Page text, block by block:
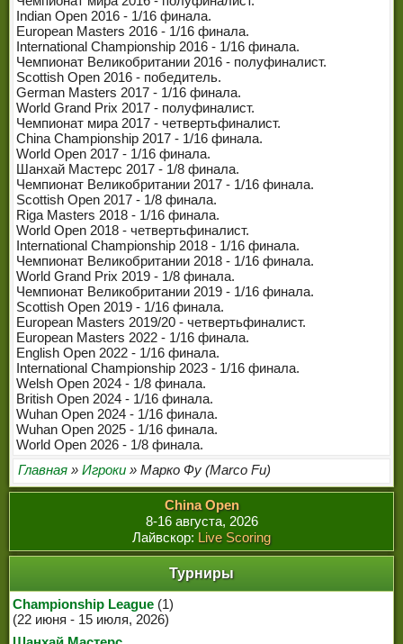
Indian Open 2016 - 1/16 финала.
European Masters 2016 - 1/16 финала.
International Championship 2016 - 1/16 финала.
Чемпионат Великобритании 2016 - полуфиналист.
Scottish Open 2016 - победитель.
German Masters 2017 - 1/16 финала.
World Grand Prix 2017 - полуфиналист.
Чемпионат мира 2017 - четвертьфиналист.
China Championship 2017 - 1/16 финала.
World Open 2017 - 1/16 финала.
Шанхай Мастерс 2017 - 1/8 финала.
Чемпионат Великобритании 2017 - 1/16 финала.
Scottish Open 2017 - 1/8 финала.
Riga Masters 2018 - 1/16 финала.
World Open 2018 - четвертьфиналист.
International Championship 2018 - 1/16 финала.
Чемпионат Великобритании 2018 - 1/16 финала.
World Grand Prix 2019 - 1/8 финала.
Чемпионат Великобритании 2019 - 1/16 финала.
Scottish Open 2019 - 1/16 финала.
European Masters 2019/20 - четвертьфиналист.
European Masters 2022 - 1/16 финала.
English Open 2022 - 1/16 финала.
International Championship 2023 - 1/16 финала.
Welsh Open 2024 - 1/8 финала.
British Open 2024 - 1/16 финала.
Wuhan Open 2024 - 1/16 финала.
Wuhan Open 2025 - 1/16 финала.
World Open 2026 - 1/8 финала.
Главная » Игроки » Марко Фу (Marco Fu)
China Open
8-16 августа, 2026
Лайвскор: Live Scoring
Турниры
Championship League (1)
(22 июня - 15 июля, 2026)